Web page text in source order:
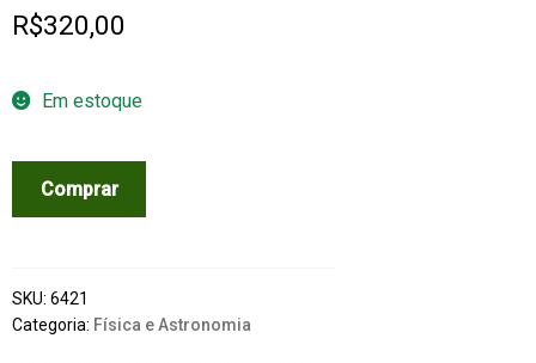
R$320,00
Em estoque
PHYSICS
THE
-
Comprar
SKU: 6421
Categoria: Física e Astronomia